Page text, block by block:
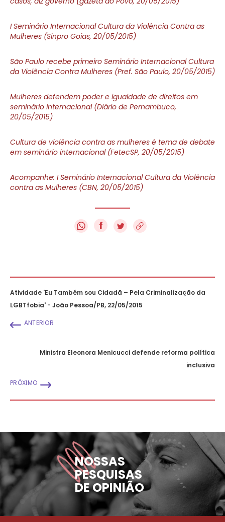
I Seminário Internacional Cultura da Violência Contra as
Mulheres (Sinpro Goias, 20/05/2015)
São Paulo recebe primeiro Seminário Internacional Cultura
da Violência Contra Mulheres (Pref. São Paulo, 20/05/2015)
Mulheres defendem poder e igualdade de direitos em
seminário internacional (Diário de Pernambuco,
20/05/2015)
Cultura de violência contra as mulheres é tema de debate
em seminário internacional (FetecSP, 20/05/2015)
Acompanhe: I Seminário Internacional Cultura da Violência
contra as Mulheres (CBN, 20/05/2015)
f
Atividade 'Eu Também sou Cidadã – Pela Criminalização da
LGBTfobia' - João Pessoa/PB, 22/05/2015
ANTERIOR
Ministra Eleonora Menicucci defende reforma política
inclusiva
PRÓXIMO
NOSSAS
PESQUISAS
DE OPINIÃO